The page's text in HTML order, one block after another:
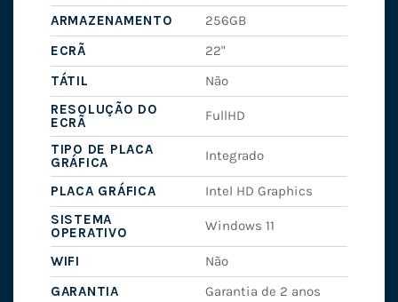
ARMAZENAMENTO
256GB
ECRÃ
22"
TÁTIL
Não
RESOLUÇÃO DO
ECRÃ
FullHD
TIPO DE PLACA
GRÁFICA
Integrado
PLACA GRÁFICA
Intel HD Graphics
SISTEMA
OPERATIVO
Windows 11
WIFI
Não
GARANTIA
Garantia de 2 anos